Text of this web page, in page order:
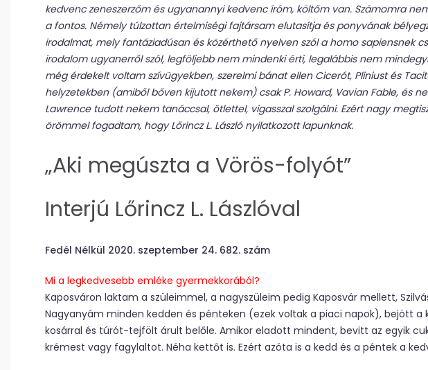
kedvenc zeneszerzőm és ugyanannyi kedvenc íróm, költőm van. Számomra
a fontos. Némely túlzottan értelmiségi fajtársam elutasítja és ponyvának
irodalmat, mely fantáziadúsan és közérthető nyelven szól a homo sapiensnek
irodalom ugyanerről szól, legföljebb nem mindenki érti, legalábbis nem
még érdekelt voltam szívügyekben, szerelmi bánat ellen Cicerót, Pliniust és
helyzetekben (amiből bőven kijutott nekem) csak P. Howard, Vavian Fable, és
Lawrence tudott nekem tanáccsal, ötlettel, vigasszal szolgálni. Ezért nagy
örömmel fogadtam, hogy Lőrincz L. László nyilatkozott lapunknak.
„Aki megúszta a Vörös-folyót”
Interjú Lőrincz L. Lászlóval
Fedél Nélkül 2020. szeptember 24. 682. szám
Mi a legkedvesebb emléke gyermekkorából?
Kaposváron laktam a szüleimmel, a nagyszüleim pedig Kaposvár mellett,
Nagyanyám minden kedden és pénteken (ezek voltak a piaci napok), bejött a
kosárral és túrót-tejfölt árult belőle. Amikor eladott mindent, bevitt az egyik
krémest vagy fagylaltot. Néha kettőt is. Ezért azóta is a kedd és a péntek a